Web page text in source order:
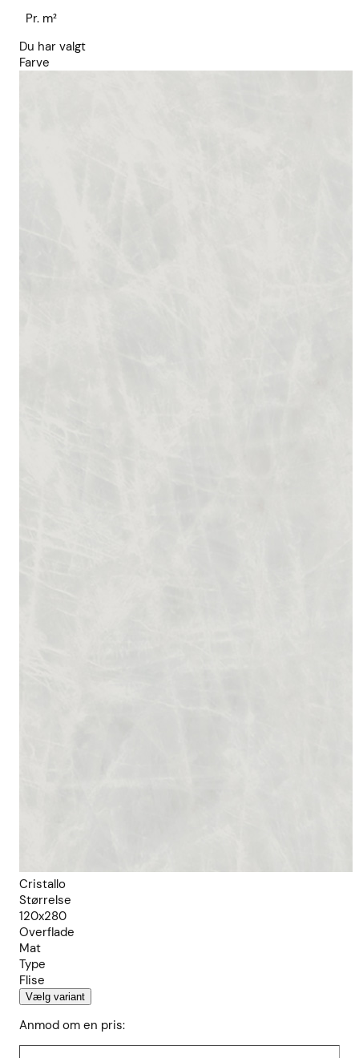
Pr. m²
Du har valgt
Farve
Cristallo
Størrelse
120x280
Overflade
Mat
Type
Flise
Vælg variant
Anmod om en pris: